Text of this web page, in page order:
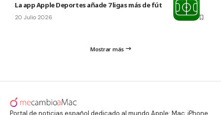
La app Apple Deportes añade 7 ligas más de fútbol
20 Julio 2026
Mostrar más